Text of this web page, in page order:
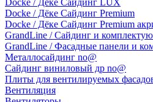
Docke / Дёке Сайдинг LUX
Docke / Дёке Сайдинг Premium
Docke / Дёке Сайдинг Premium
GrandLine / Сайдинг и
GrandLine / Фасадные панели и
Металлосайдинг no@
Сайдинг виниловый др no@
Плиты для вентилируемых
Вентиляция